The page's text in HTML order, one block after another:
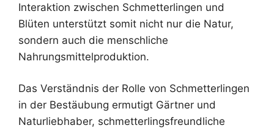
Interaktion zwischen Schmetterlingen und
Blüten unterstützt somit nicht nur die Natur,
sondern auch die menschliche
Nahrungsmittelproduktion.
Das Verständnis der Rolle von Schmetterlingen
in der Bestäubung ermutigt Gärtner und
Naturliebhaber, schmetterlingsfreundliche